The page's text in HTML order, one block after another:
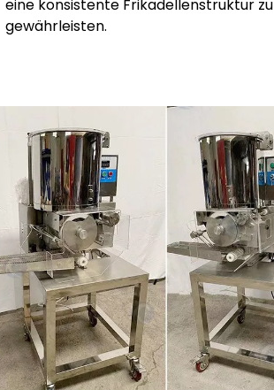
eine konsistente Frikadellenstruktur zu
gewährleisten.